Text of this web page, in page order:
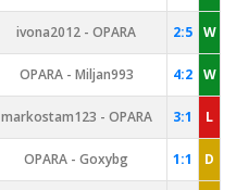
ivona2012 - OPARA 2:5 W
OPARA - Miljan993 4:2 W
markostam123 - OPARA 3:1 L
OPARA - Goxybg 1:1 D